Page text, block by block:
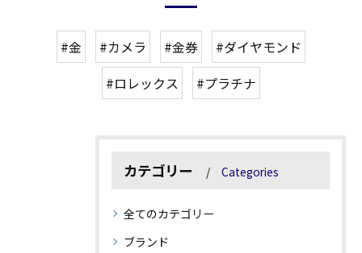
#金 #カメラ #金券
#ダイヤモンド
#ロレックス
#プラチナ
カテゴリー Categories
全てのカテゴリー
ブランド